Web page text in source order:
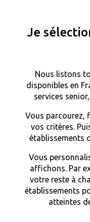
Je
Nous listons
disponibles en
services
Vous parcourez,
vos critères.
établissements
Vous
affichons. Par
votre reste à
établissements
atteintes